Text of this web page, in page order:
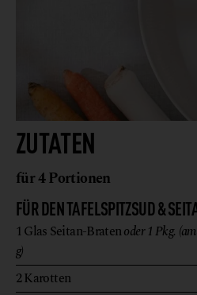
ZUTATEN
für 4 Portionen
FÜR DEN TAFELSPITZSUD &
1 Glas Seitan-Bratenoder 1 Pkg.
g)
2Karotten